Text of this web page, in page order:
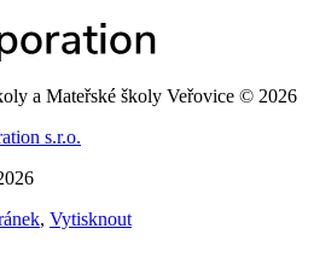
a Mateřské školy Veřovice © 2026
s.r.o.
, Vytisknout